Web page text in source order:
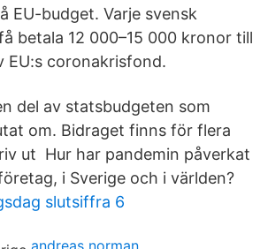
EU-budget. Varje svensk
betala 12 000–15 000 kronor till
EU:s coronakrisfond.
del av statsbudgeten som
om. Bidraget finns för flera
ut Hur har pandemin påverkat
i Sverige och i världen?
slutsiffra 6
andreas norman